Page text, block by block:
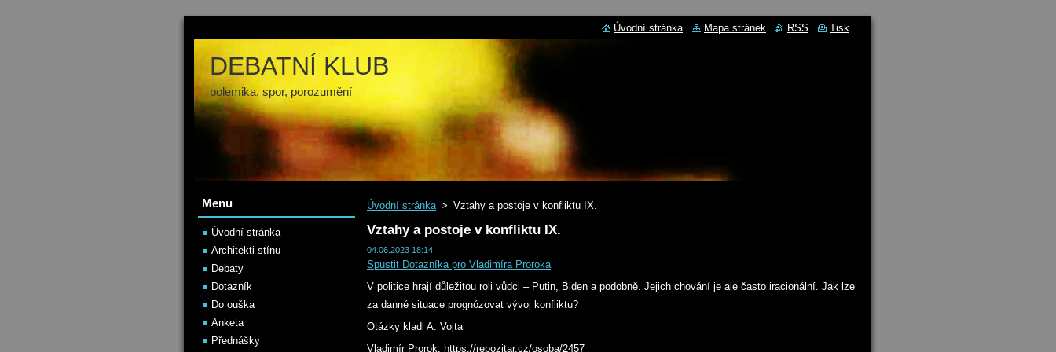
DEBATNÍ KLUB
polemika, spor, porozumění
Úvodní stránka > Vztahy a postoje v konfliktu IX.
Vztahy a postoje v konfliktu IX.
04.06.2023 18:14
Spustit Dotazníka pro Vladimíra Proroka
V politice hrají důležitou roli vůdci – Putin, Biden a podobně. Jejich chování je ale často iracionální. Jak lze
za danné situace prognózovat vývoj konfliktu?
Otázky kladl A. Vojta
Vladimír Prorok: https://repozitar.cz/osoba/2457
Menu
Úvodní stránka
Architekti stínu
Debaty
Dotazník
Do ouška
Anketa
Přednášky
Úvodní stránka Mapa stránek RSS Tisk